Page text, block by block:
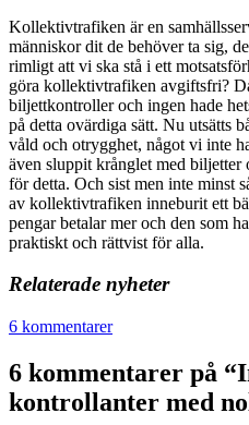
Kollektivtrafiken är en
människor dit de behöver ta sig,
rimligt att vi ska stå i ett
göra kollektivtrafiken avgiftsfri?
biljettkontroller och ingen hade
på detta ovärdiga sätt. Nu utsätts
våld och otrygghet, något vi inte
även sluppit krånglet med biljetter
för detta. Och sist men inte minst
av kollektivtrafiken inneburit ett
pengar betalar mer och den som
praktiskt och rättvist för alla.
Relaterade nyheter
6 kommentarer
6 kommentarer på “
kontrollanter med